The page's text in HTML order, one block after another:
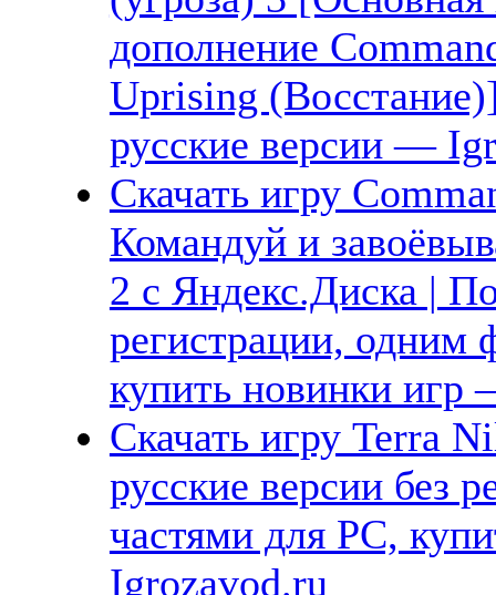
дополнение
Uprising
русские версии —
Скачать игру
Командуй и
2 с Яндекс.Диска |
регистрации, одним
купить новинки
Скачать игру Terra
русские версии без
частями для PC,
Igrozavod.ru